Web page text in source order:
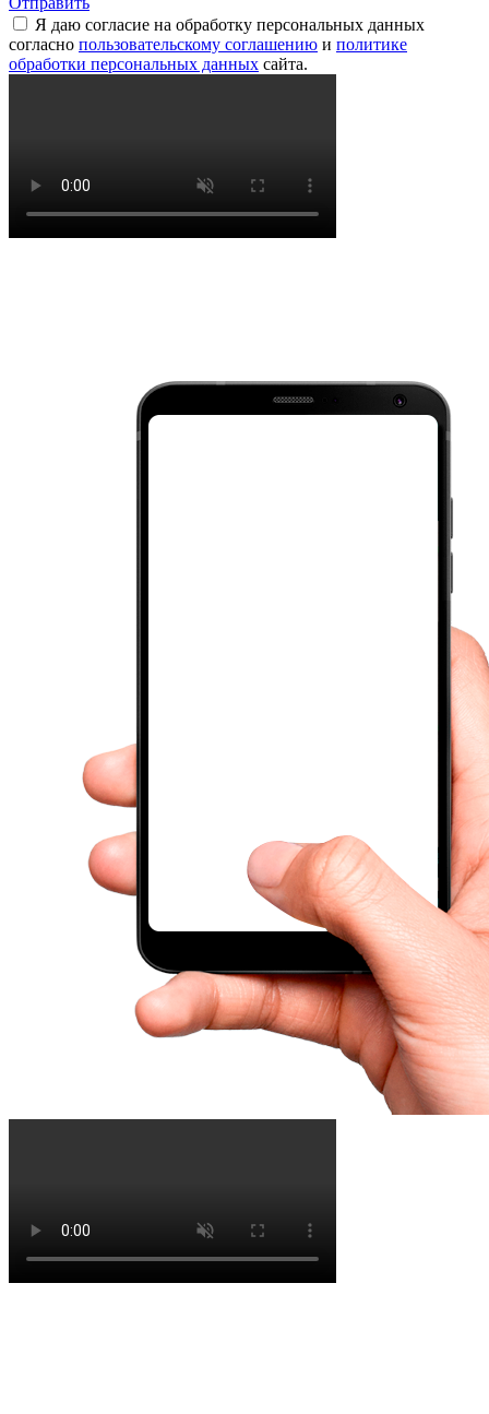
Я даю согласие на обработку персональных данных
согласно пользовательскому соглашению и политике
обработки персональных данных сайта.